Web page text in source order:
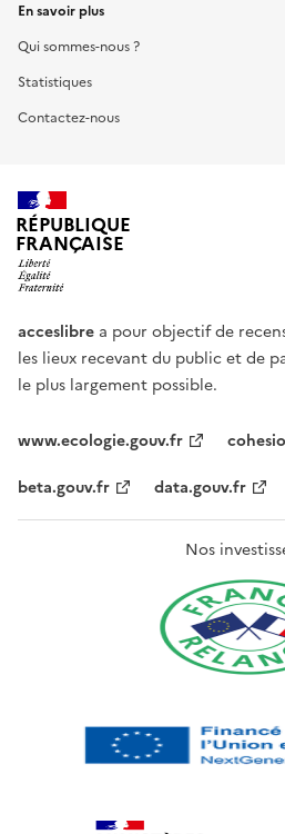
En savoir plus
Qui sommes-nous ?
Statistiques
Contactez-nous
RÉPUBLIQUE
FRANÇAISE
acceslibre a pour objectif de
les lieux recevant du public et de
le plus largement possible.
www.ecologie.gouv.fr
beta.gouv.fr
data.gouv.fr
Nos